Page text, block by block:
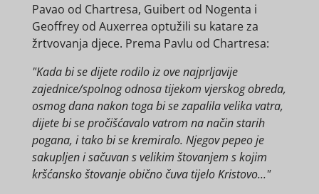
Pavao od Chartresa, Guibert od Nogenta i
Geoffrey od Auxerrea optužili su katare za
žrtvovanja djece. Prema Pavlu od Chartresa:
"Kada bi se dijete rodilo iz ove najprljavije
zajednice/spolnog odnosa tijekom vjerskog obreda,
osmog dana nakon toga bi se zapalila velika vatra,
dijete bi se pročišćavalo vatrom na način starih
pogana, i tako bi se kremiralo. Njegov pepeo je
sakupljen i sačuvan s velikim štovanjem s kojim
kršćansko štovanje obično čuva tijelo Kristovo..."